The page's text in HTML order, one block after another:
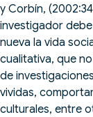
y Corbín,
investigador
nueva la vida
cualitativa, que
de
vividas,
culturales, entre